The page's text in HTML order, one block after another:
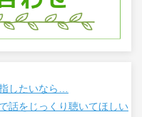
したいなら…
話をじっくり聴いてほしい